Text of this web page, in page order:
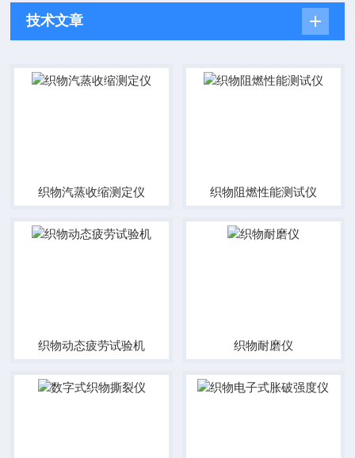
技术文章
织物汽蒸收缩测定仪 织物阻燃性能测试仪
织物动态疲劳试验机 织物耐磨仪